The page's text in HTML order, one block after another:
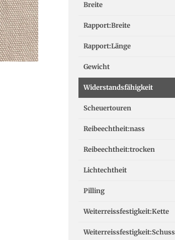
Breite
Rapport:Breite
Rapport:Länge
Gewicht
Widerstandsfähigkeit
Scheuertouren
Reibeechtheit:nass
Reibeechtheit:trocken
Lichtechtheit
Pilling
Weiterreissfestigkeit:Kette
Weiterreissfestigkeit:Schuss